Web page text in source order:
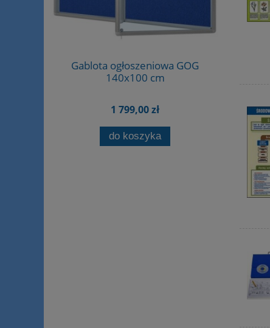
Gablota ogłoszeniowa GOG
140x100 cm
1 799,00 zł
do koszyka